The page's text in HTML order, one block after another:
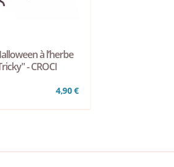
à l’herbe
- CROCI
4,90 €